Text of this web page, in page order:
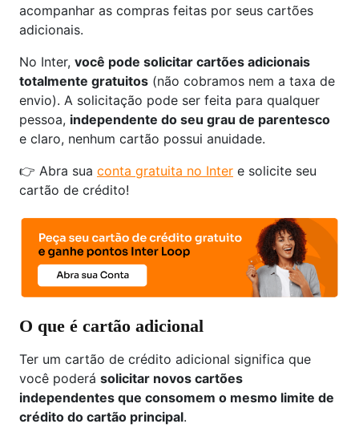
acompanhar as compras feitas por seus cartões
adicionais.
No Inter, você pode solicitar cartões adicionais
totalmente gratuitos (não cobramos nem a taxa de
envio). A solicitação pode ser feita para qualquer
pessoa, independente do seu grau de parentesco
e claro, nenhum cartão possui anuidade.
👉 Abra sua conta gratuita no Inter e solicite seu
cartão de crédito!
O que é cartão adicional
Ter um cartão de crédito adicional significa que
você poderá solicitar novos cartões
independentes que consomem o mesmo limite de
crédito do cartão principal.